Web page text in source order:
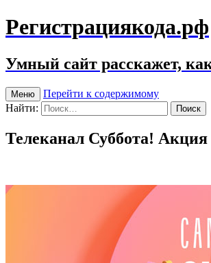
Регистрациякода.рф
Умный сайт расскажет,
Меню
Перейти к содержимому
Найти:
Телеканал Суббота! Акция